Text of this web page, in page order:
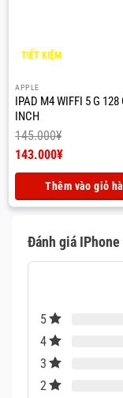
TIẾT KIỆM
APPLE
IPAD M4 WIFFI 5 G 128
INCH
145.000¥
Giá
145.000¥.
143.000¥
tại
là:
Thêm vào giỏ
Đánh giá
5
4
3
2